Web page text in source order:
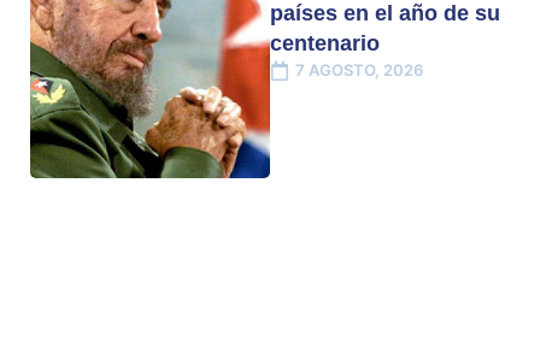
países en el año de su
centenario
7 AGOSTO, 2026